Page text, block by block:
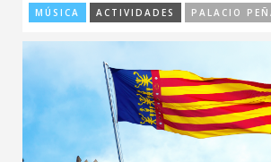
MÚSICA ACTIVIDADES PALACIO